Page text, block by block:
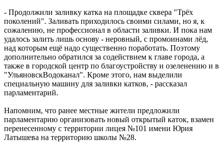
- Продолжили заливку катка на площадке сквера "Трёх
поколений". Заливать приходилось своими силами, но я, к
сожалению, не профессионал в области заливки. И пока нам
удалось залить лишь основу - неровный, с промоинами лёд,
над которым ещё надо существенно поработать. Поэтому
дополнительно обратился за содействием к главе города, а
также в городской центр по благоустройству и озеленению и в
"УльяновскВодоканал". Кроме этого, нам выделили
специальную машину для заливки катков, - рассказал
парламентарий.
Напомним, что ранее местные жители предложили
парламентарию организовать новый открытый каток, взамен
перенесенному с территории лицея №101 имени Юрия
Латышева на территорию школы №28.